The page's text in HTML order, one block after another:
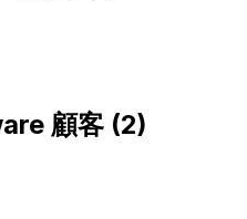
顧客 (2)